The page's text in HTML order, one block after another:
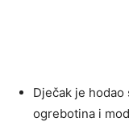
Dječak je
ogrebotina i